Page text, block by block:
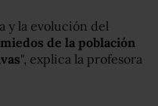
y la evolución del
de la población
", explica la profesora